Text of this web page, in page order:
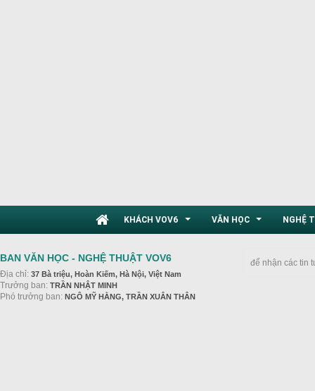
KHÁCH VOV6 VĂN HỌC NGHỆ
BAN VĂN HỌC - NGHỆ THUẬT VOV6
Địa chỉ: 37 Bà triệu, Hoàn Kiếm, Hà Nội, Việt Nam
Trưởng ban: TRẦN NHẬT MINH
Phó trưởng ban: NGÔ MỸ HẰNG, TRẦN XUÂN THÂN
để nhận các tin